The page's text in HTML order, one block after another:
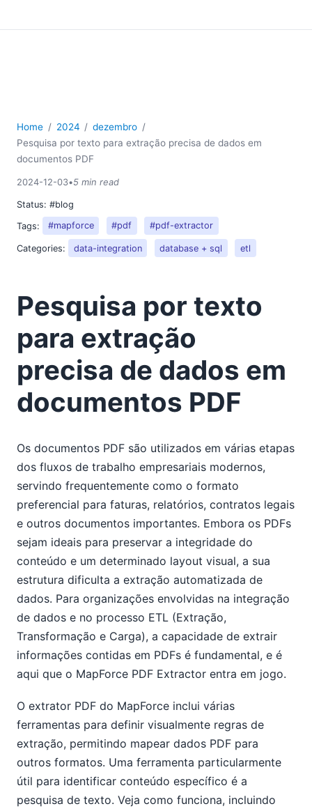
Home 2024
dezembro
Pesquisa por texto para extração precisa de dados em
documentos PDF
2024-12-03•5 min read
Status: #blog
Tags:
#mapforce #pdf #pdf-extractor
Categories: data-integration database + sql etl
Pesquisa por texto
para extração
precisa de dados em
documentos PDF
Os documentos PDF são utilizados em várias etapas
dos fluxos de trabalho empresariais modernos,
servindo frequentemente como o formato
preferencial para faturas, relatórios, contratos legais
e outros documentos importantes. Embora os PDFs
sejam ideais para preservar a integridade do
conteúdo e um determinado layout visual, a sua
estrutura dificulta a extração automatizada de
dados. Para organizações envolvidas na integração
de dados e no processo ETL (Extração,
Transformação e Carga), a capacidade de extrair
informações contidas em PDFs é fundamental, e é
aqui que o MapForce PDF Extractor entra em jogo.
O extrator PDF do MapForce inclui várias
ferramentas para definir visualmente regras de
extração, permitindo mapear dados PDF para
outros formatos. Uma ferramenta particularmente
útil para identificar conteúdo específico é a
pesquisa de texto. Veja como funciona, incluindo